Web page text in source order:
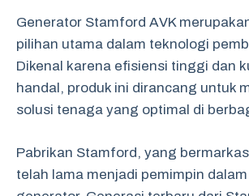
Generator Stamford AVK
pilihan utama dalam teknologi
Dikenal karena efisiensi tinggi dan
handal, produk ini dirancang untuk
solusi tenaga yang optimal di
Pabrikan Stamford, yang
telah lama menjadi pemimpin